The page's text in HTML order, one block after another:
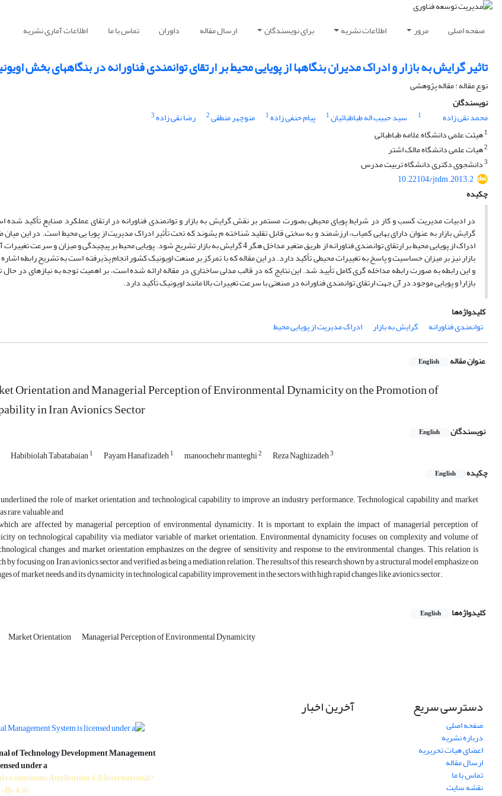
صفحه اصلی مرور اطلاعات نشریه برای نویسندگان ارسال مقاله داوران تماس با ما اطلاعات آماری نشریه
تاثیر گرایش به بازار و ادراک مدیران بنگاهها از پویایی محیط بر ارتقای توانمندی فناورانه در بنگاههای بخش
نوع مقاله : مقاله پژوهشی
نویسندگان
محمد نقی زاده
1 سید حبیب اله طباطبائیان1 پیام حنفی زاده1 منوچهر منطقی2 رضا نقی زاده3
1هیئت علمی دانشگاه علامه طباطبائی
2هیات علمی دانشگاه مالک اشتر
3دانشجوی دکتری دانشگاه تربیت مدرس
10.22104/jtdm.2013.2
چکیده
در ادبیات مدیریت کسب و کار در شرایط پویای محیطی بصورت مستمر بر نقش گرایش به بازار و توانمندی فناورانه در ارتقای عملکرد صنایع تأکید شده
گرایش بازار به عنوان دارای یهایی کمیاب، ارزشمند و به سختی قابل تقلید شناخته م یشوند که تحت تأثیر ادراک مدیریت از پویا یی محیط است. در این
ادراک از پویایی محیط بر ارتقای توانمندی فناورانه از طریق متغیر مداخل هگر 4 گرایش به بازار تشریح شود. پویایی محیط بر پیچیدگی و
بازار نیز بر میزان حساسیت و پاسخ به تغییرات محیطی تأکید دارد. در این مقاله که با تمرکز بر صنعت اویونیک کشور انجام پذیرفته است به تشریح رابطه
و این رابطه به صورت رابطه مداخله گری کامل تأیید شد. این نتایج که در قالب مدلی ساختاری در مقاله ارائه شده است، بر اهمیت توجه به نیازهای در حال
بازار( و پویایی موجود در آن جهت ارتقای توانمندی فناورانه در صنعتی با سرعت تغییرات بالا مانند اویونیک تأکید دارد.
کلیدواژه‌ها
توانمندی فناورانه
گرایش به بازار ادراک مدیریت از پویایی محیط
عنوان مقاله English
Orientation and Managerial Perception of Environmental Dynamicity on the Promotion of
in Iran Avionics Sector
نویسندگان English
Habibiolah Tabatabaian1 Payam Hanafizadeh1 manoochehr manteghi2 Reza Naghizadeh3
چکیده English
underlined the role of market orientation and technological capability to improve an industry performance. Technological capability and market
rare, valuable and
are affected by managerial perception of environmental dynamicity. It is mportant to explain the impact of managerial perception of
on technological capability via mediator variable of market orientation. Environmental dynamicity focuses on complexity and volume of
changes and market orientation emphasizes on the degree of sensitivity and response to the environmental changes. This relation is
by focusing on Iran avionics sector and verified as being a mediation relation. The results of this research shown by a structural model emphasize on
of market needs and its dynamicity in technological capability improvement in the sectors with high rapid changes like avionics sector.
کلیدواژه‌ها English
Market Orientation Managerial Perception of Environmental Dynamicity
دسترسی سریع
صفحه اصلی
درباره نشریه
اعضای هیات تحریریه
ارسال مقاله
تماس با ما
نقشه سایت
آخرین اخبار
of Technology Development Management
under a
commons Attribution 4.0 International
4.0)"